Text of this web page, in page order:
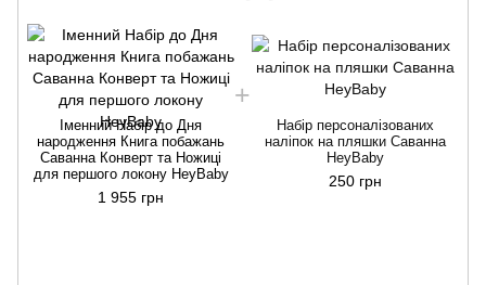
Іменний Набір до Дня
народження Книга побажань
Саванна Конверт та Ножиці
для першого локону HeyBaby
1 955 грн
Набір персоналізованих
наліпок на пляшки Саванна
HeyBaby
250 грн